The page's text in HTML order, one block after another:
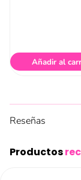
Añadir al
Reseñas
Productos